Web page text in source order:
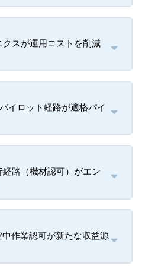
スが運用コストを削減
イロット経路が適格パイ
路（機材認可）がエン
作業認可が新たな収益源